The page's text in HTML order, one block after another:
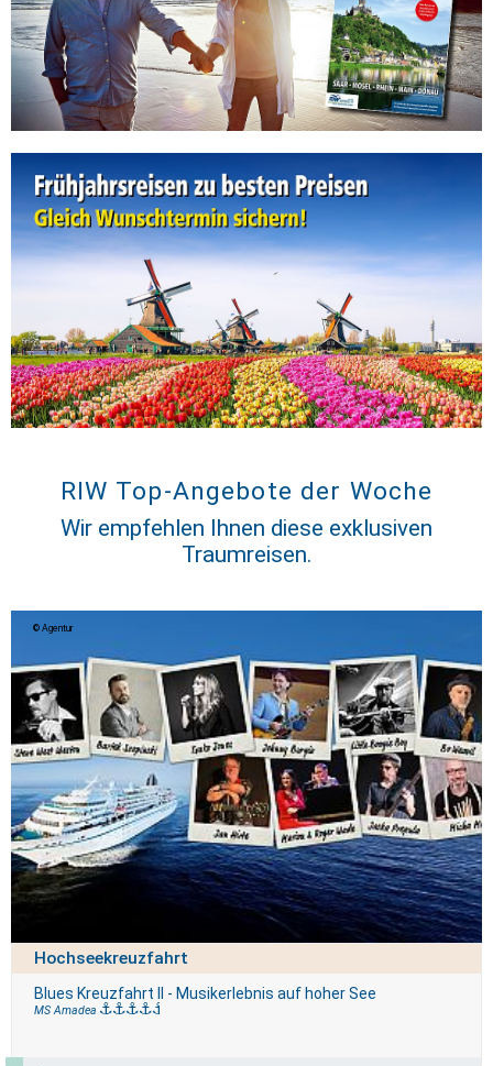
RIW Top-Angebote der Woche
Wir empfehlen Ihnen diese exklusiven
Traumreisen.
Agentur
Hochseekreuzfahrt
Blues Kreuzfahrt II - Musikerlebnis auf hoher See
MS Amadea